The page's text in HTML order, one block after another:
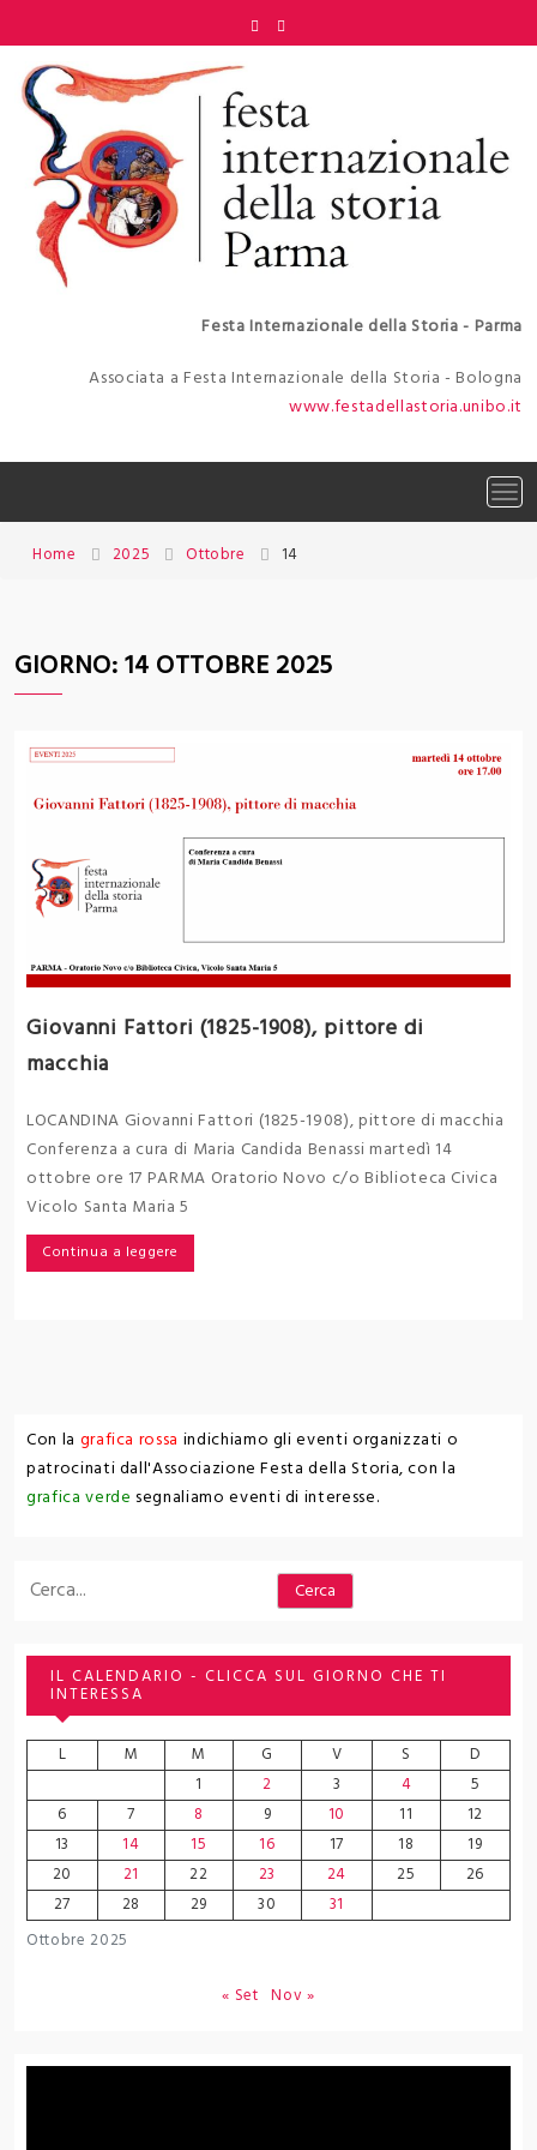
content
Festa Internazionale della Storia - Parma
Associata a Festa Internazionale della Storia - Bologna
www.festadellastoria.unibo.it
Home 2025 Ottobre 14
GIORNO:14 OTTOBRE 2025
Giovanni Fattori (1825-1908), pittore di
macchia
LOCANDINA Giovanni Fattori (1825-1908), pittore di macchia
Conferenza a cura di Maria Candida Benassi martedì 14
ottobre ore 17 PARMA Oratorio Novo c/o Biblioteca Civica
Vicolo Santa Maria 5
Continua a leggere
Con la grafica rossa indichiamo gli eventi organizzati o
patrocinati dall'Associazione Festa della Storia, con la
grafica verde segnaliamo eventi di interesse.
Cerca Cerca
IL CALENDARIO - CLICCA SUL GIORNO CHE TI
INTERESSA
Ottobre 2025
L M M G V S
D
1
2 3 4
5
6
7 8 9 10 11
12
13
14 15 16 17 18
19
20
21 22 23 24 25
26
27
28 29 30 31
« Set Nov »